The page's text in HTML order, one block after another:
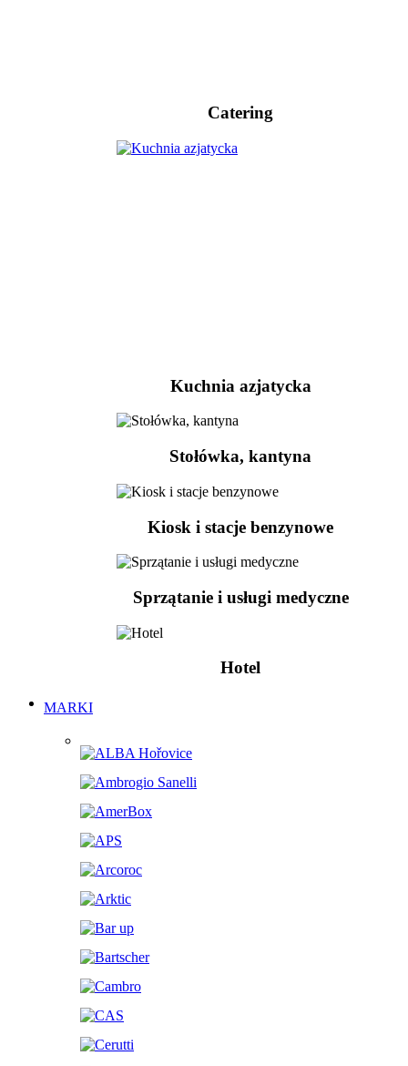
Catering
Kuchnia azjatycka
Stołówka, kantyna
Kiosk i stacje benzynowe
Sprzątanie i usługi medyczne
Hotel
MARKI